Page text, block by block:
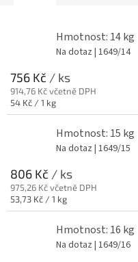
Hmotnost: 14 kg
Na dotaz | 1649/14
756 Kč / ks
914,76 Kč včetně DPH
Měrná
cena:
54 Kč / 1 kg
Hmotnost: 15 kg
Na dotaz | 1649/15
806 Kč / ks
975,26 Kč včetně DPH
Měrná
cena:
53,73 Kč / 1 kg
Hmotnost: 16 kg
Na dotaz | 1649/16